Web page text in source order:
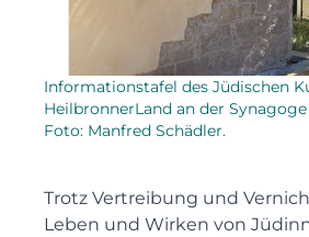
Informationstafel des Jüdischen
HeilbronnerLand an der
Foto: Manfred Schädler.
Trotz Vertreibung und
Leben und Wirken von